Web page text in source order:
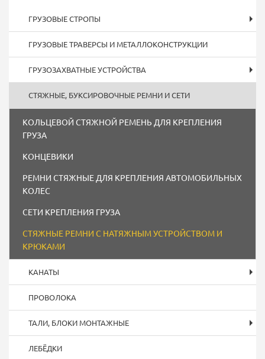
ГРУЗОВЫЕ СТРОПЫ
ГРУЗОВЫЕ ТРАВЕРСЫ И МЕТАЛЛОКОНСТРУКЦИИ
ГРУЗОЗАХВАТНЫЕ УСТРОЙСТВА
СТЯЖНЫЕ, БУКСИРОВОЧНЫЕ РЕМНИ И СЕТИ
КОЛЬЦЕВОЙ СТЯЖНОЙ РЕМЕНЬ ДЛЯ КРЕПЛЕНИЯ
ГРУЗА
КОНЦЕВИКИ
РЕМНИ СТЯЖНЫЕ ДЛЯ КРЕПЛЕНИЯ АВТОМОБИЛЬНЫХ
КОЛЕС
СЕТИ КРЕПЛЕНИЯ ГРУЗА
СТЯЖНЫЕ РЕМНИ С НАТЯЖНЫМ УСТРОЙСТВОМ И
КРЮКАМИ
КАНАТЫ
ПРОВОЛОКА
ТАЛИ, БЛОКИ МОНТАЖНЫЕ
ЛЕБЁДКИ